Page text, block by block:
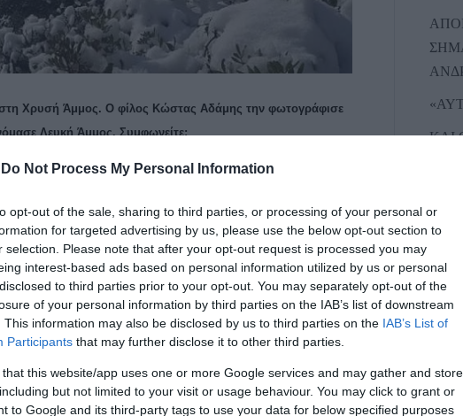
Do Not Process My Personal Information
opt-out of the sale, sharing to third parties, or processing of your personal or
for targeted advertising by us, please use the below opt-out section to
selection. Please note that after your opt-out request is processed you may
interest-based ads based on personal information utilized by us or personal
to third parties prior to your opt-out. You may separately opt-out of the
of your personal information by third parties on the IAB’s list of downstream
This information may also be disclosed by us to third parties on the IAB’s List of
Participants that may further disclose it to other third parties.
that this website/app uses one or more Google services and may gather and store
but not limited to your visit or usage behaviour. You may click to grant or
to Google and its third-party tags to use your data for below specified purposes
Χρυσή Άμμος. Ο φίλος Κώστας Αδάμης την φωτογράφισε
Λευκή Άμμος. Συμφωνείτε;
στον χιονιά. Μερικά είναι πραγματικά
άλλων υπηρεσιών όπως η πυροσβεστική και ο ΔΕΔΗΕ
τα άγραφα. Από εκείνα που δεν πιστεύεις πως
που τους συμβαίνουν…
ΚΑΙ